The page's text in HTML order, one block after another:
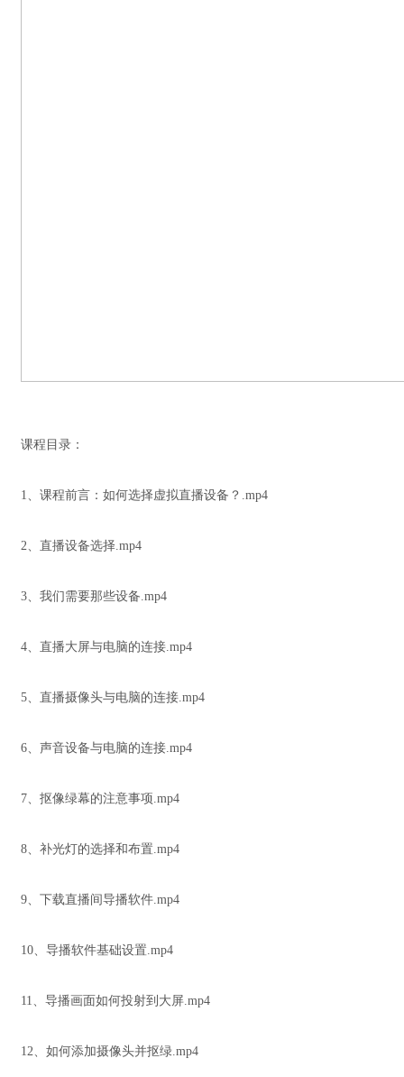
课程目录：
1、课程前言：如何选择虚拟直播设备？.mp4
2、直播设备选择.mp4
3、我们需要那些设备.mp4
4、直播大屏与电脑的连接.mp4
5、直播摄像头与电脑的连接.mp4
6、声音设备与电脑的连接.mp4
7、抠像绿幕的注意事项.mp4
8、补光灯的选择和布置.mp4
9、下载直播间导播软件.mp4
10、导播软件基础设置.mp4
11、导播画面如何投射到大屏.mp4
12、如何添加摄像头并抠绿.mp4